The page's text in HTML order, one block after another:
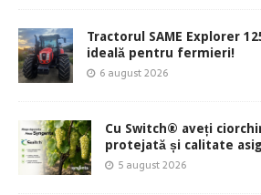
Tractorul SAME Explorer
ideală pentru fermieri!
6 august 2026
Cu Switch® aveți
protejată și calitate
5 august 2026